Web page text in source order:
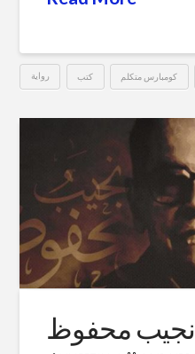
رواية كتب كومبارس متكلم
حسين
مهران12.13.2018
نجيب محفوظ